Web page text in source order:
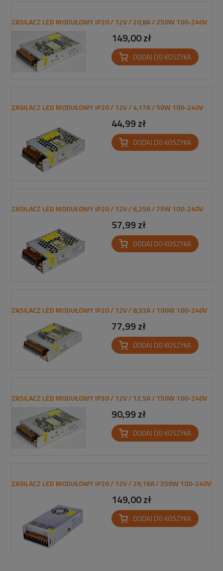
ZASILACZ LED MODUŁOWY IP20 / 12V / 20,8A / 250W 100-240V
149,00 zł
DODAJ DO KOSZYKA
ZASILACZ LED MODUŁOWY IP20 / 12V / 4,17A / 50W 100-240V
44,99 zł
DODAJ DO KOSZYKA
ZASILACZ LED MODUŁOWY IP20 / 12V / 6,25A / 75W 100-240V
57,99 zł
DODAJ DO KOSZYKA
ZASILACZ LED MODUŁOWY IP20 / 12V / 8,33A / 100W 100-240V
77,99 zł
DODAJ DO KOSZYKA
ZASILACZ LED MODUŁOWY IP30 / 12V / 12,5A / 150W 100-240V
90,99 zł
DODAJ DO KOSZYKA
ZASILACZ LED MODUŁOWY IP20 / 12V / 29,16A / 350W 100-240V
149,00 zł
DODAJ DO KOSZYKA